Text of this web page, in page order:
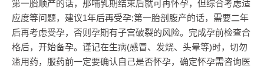
第一胎顺产的话，那哺乳期结束后就可再怀孕，但综合考虑适
应度等问题，建议1年后再受孕;第一胎剖腹产的话，需要二年
后再考虑受孕，否则孕期有子宫破裂的风险。完成孕前检查合
格后，开始备孕。谨记在生病(感冒、发烧、头晕等)时，切勿
滥用药，服药前一定要确认自己是否怀孕，确定怀孕需咨询医